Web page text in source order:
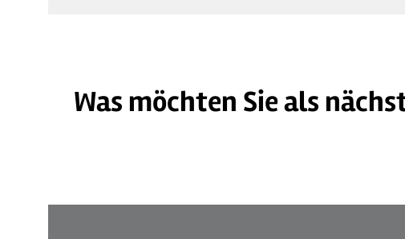
| Dominik Ketz
Was möchten Sie als